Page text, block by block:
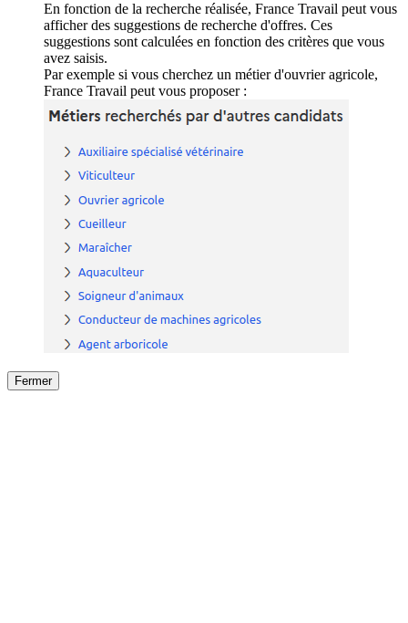
En fonction de la recherche réalisée, France Travail peut vous
afficher des suggestions de recherche d'offres. Ces
suggestions sont calculées en fonction des critères que vous
avez saisis.
Par exemple si vous cherchez un métier d'ouvrier agricole,
France Travail peut vous proposer :
Fermer